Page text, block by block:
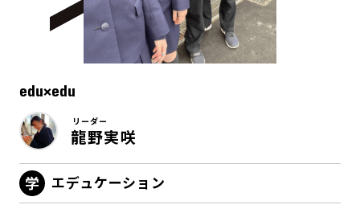
edu×edu
リーダー
龍野実咲
エデュケーション